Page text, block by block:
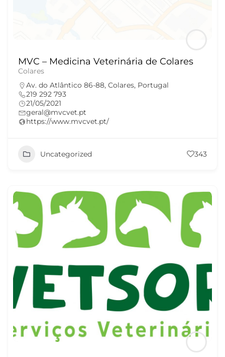
MVC – Medicina Veterinária de Colares
Colares
Av. do Atlântico 86-88, Colares, Portugal
219 292 793
21/05/2021
geral@mvcvet.pt
https://www.mvcvet.pt/
Uncategorized 343